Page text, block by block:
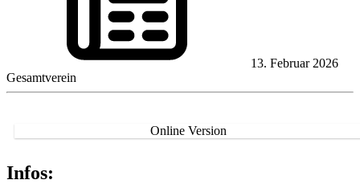
13. Februar 2026
Gesamtverein
Online Version
Infos: